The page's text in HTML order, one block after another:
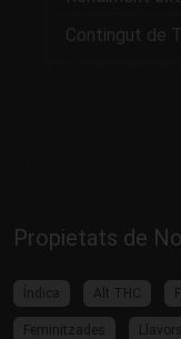
Contingut de
Propietats de
Índica Alt THC
Feminitzades